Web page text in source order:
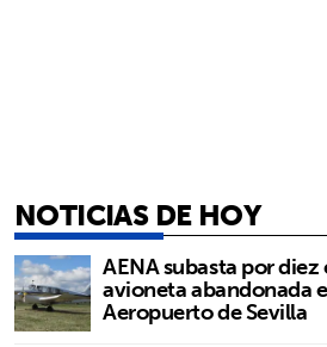
NOTICIAS DE HOY
AENA subasta por
avioneta abandonada
Aeropuerto de Sevilla